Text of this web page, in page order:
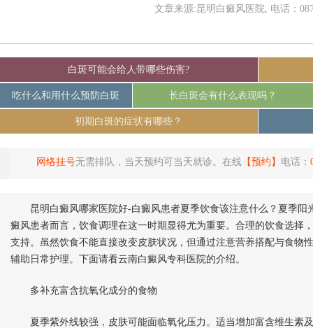
文章来源:昆明白癜风医院, 电话：
白斑可能会给人带哪些伤害?
吃什么和用什么预防白斑 长白斑会有什么表现吗？
初期白斑的症状有哪些？
网络挂号无需排队，当天预约可当天就诊。在线 【预约】 电话：
昆明白癜风哪家医院好-白癜风患者夏季饮食该注意什么？夏季阳
癜风患者而言，饮食调理在这一时期显得尤为重要。合理的饮食选择
支持。虽然饮食不能直接改变皮肤状况，但通过注意营养搭配与食物
辅助日常护理。下面请看云南白癜风专科医院的介绍。
多补充富含抗氧化成分的食物
夏季紫外线较强，皮肤可能面临氧化压力。适当增加富含维生素